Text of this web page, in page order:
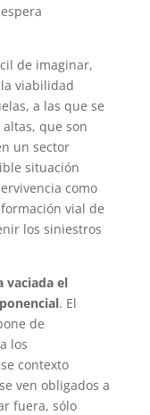
de imaginar,
viabilidad
a las que se
que son
un sector
situación
como
vial de
los siniestros
vaciada el
. El
de
los
contexto
ven obligados a
fuera, sólo